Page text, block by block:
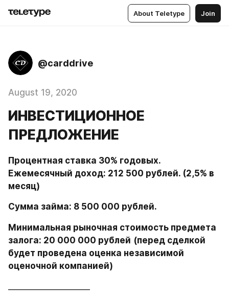
About Teletype Join
@carddrive
August 19, 2020
ИНВЕСТИЦИОННОЕ
ПРЕДЛОЖЕНИЕ
Процентная ставка 30% годовых.
Ежемесячный доход: 212 500 рублей. (2,5% в
месяц)
Сумма займа: 8 500 000 рублей.
Минимальная рыночная стоимость предмета
залога: 20 000 000 рублей (перед сделкой
будет проведена оценка независимой
оценочной компанией)